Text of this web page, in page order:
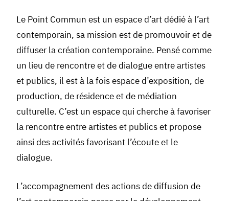
Le Point Commun est un espace d’art dédié à l’art
contemporain, sa mission est de promouvoir et de
diffuser la création contemporaine. Pensé comme
un lieu de rencontre et de dialogue entre artistes
et publics, il est à la fois espace d’exposition, de
production, de résidence et de médiation
culturelle. C’est un espace qui cherche à favoriser
la rencontre entre artistes et publics et propose
ainsi des activités favorisant l’écoute et le
dialogue.
L’accompagnement des actions de diffusion de